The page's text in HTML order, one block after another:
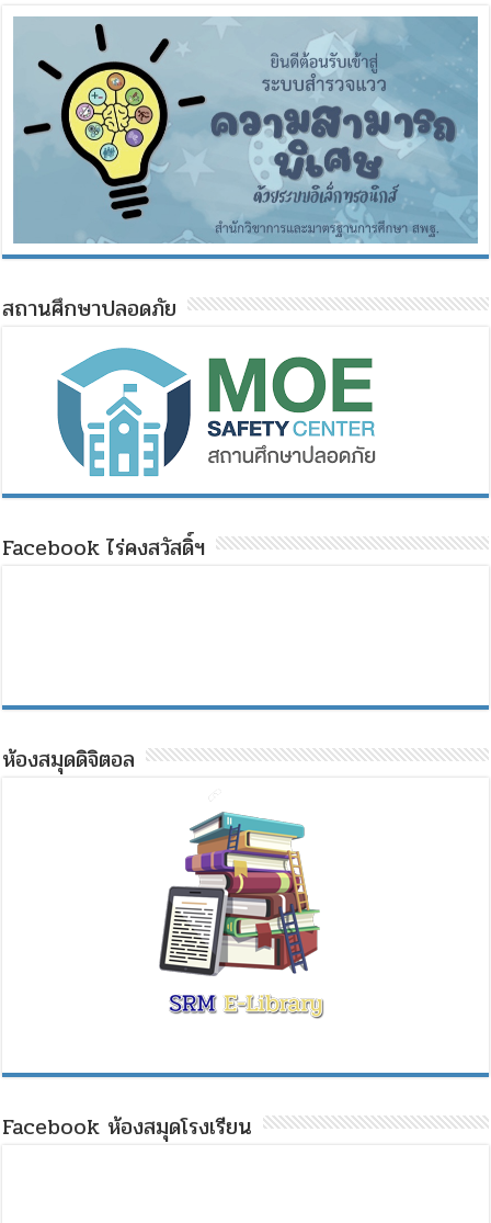
สถานศึกษาปลอดภัย
Facebook ไร่คงสวัสดิ์ฯ
ห้องสมุดดิจิตอล
Facebook ห้องสมุดโรงเรียน